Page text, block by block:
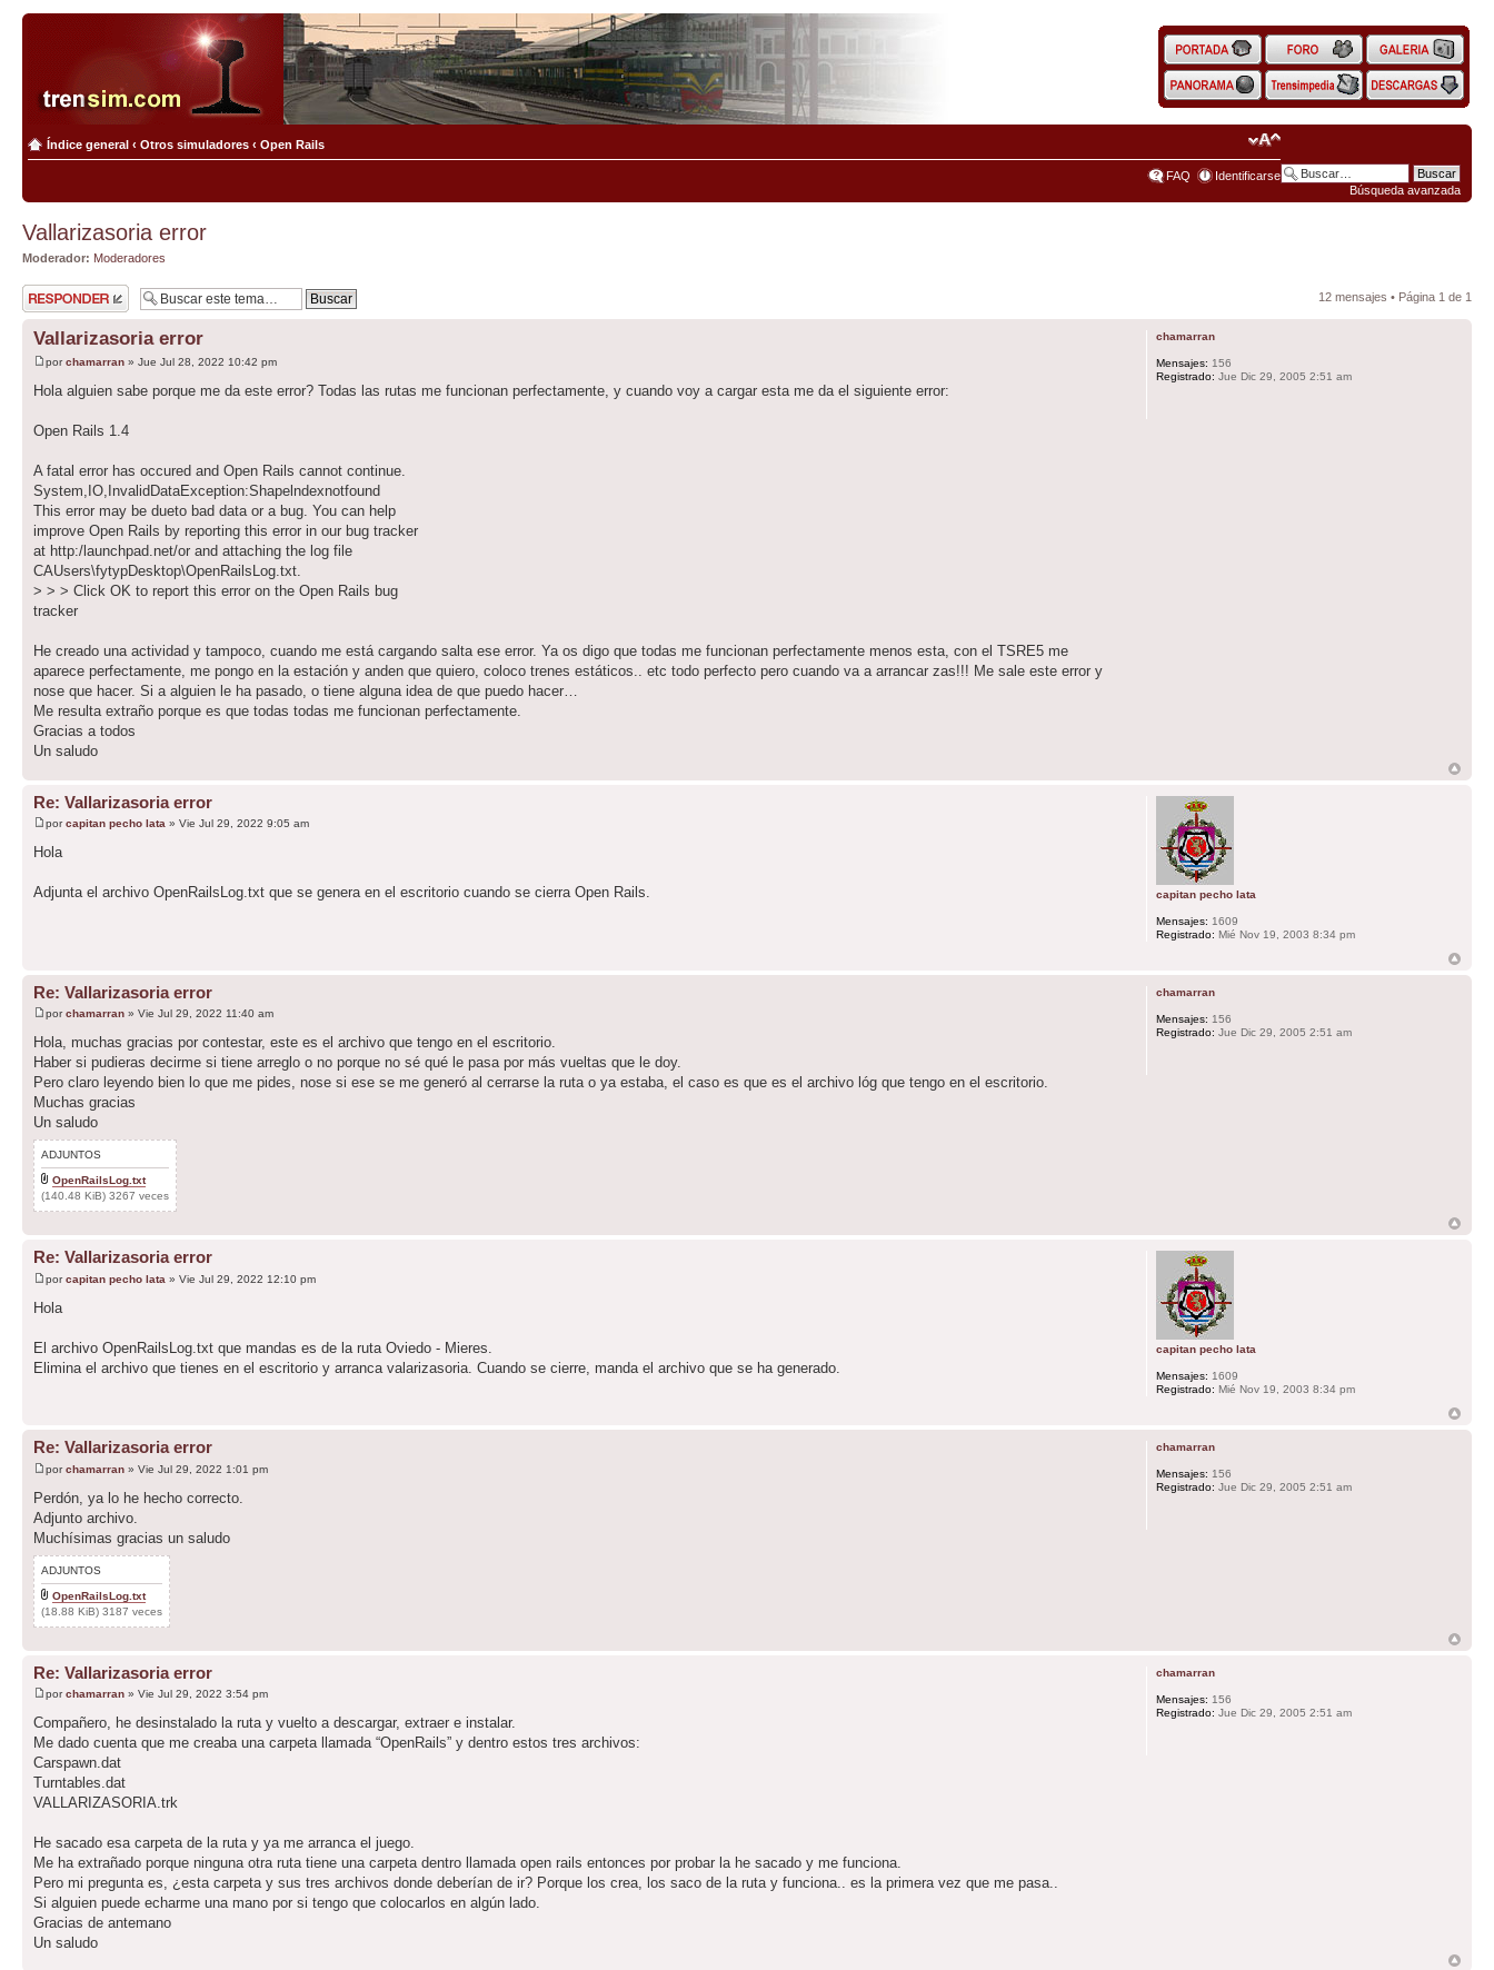
Búsqueda avanzada
Índice general ‹ Otros simuladores ‹ Open Rails
FAQ Identificarse
Vallarizasoria error
Moderador: Moderadores
Publicar una
respuesta
12 mensajes • Página 1 de 1
Vallarizasoria error
porchamarran » Jue Jul 28, 2022 10:42 pm
Hola alguien sabe porque me da este error? Todas las rutas me funcionan perfectamente, y cuando voy a cargar esta me da el siguiente error:
Open Rails 1.4
A fatal error has occured and Open Rails cannot continue.
System,IO,InvalidDataException:Shapelndexnotfound
This error may be dueto bad data or a bug. You can help
improve Open Rails by reporting this error in our bug tracker
at http:/launchpad.net/or and attaching the log file
CAUsers\fytypDesktop\OpenRailsLog.txt.
> > > Click OK to report this error on the Open Rails bug
tracker
He creado una actividad y tampoco, cuando me está cargando salta ese error. Ya os digo que todas me funcionan perfectamente menos esta, con el TSRE5 me
aparece perfectamente, me pongo en la estación y anden que quiero, coloco trenes estáticos.. etc todo perfecto pero cuando va a arrancar zas!!! Me sale este error y
nose que hacer. Si a alguien le ha pasado, o tiene alguna idea de que puedo hacer…
Me resulta extraño porque es que todas todas me funcionan perfectamente.
Gracias a todos
Un saludo
chamarran
Mensajes: 156
Registrado: Jue Dic 29, 2005 2:51 am
Re: Vallarizasoria error
porcapitan pecho lata » Vie Jul 29, 2022 9:05 am
Hola
Adjunta el archivo OpenRailsLog.txt que se genera en el escritorio cuando se cierra Open Rails. capitan pecho lata
Mensajes: 1609
Registrado: Mié Nov 19, 2003 8:34 pm
Re: Vallarizasoria error
porchamarran » Vie Jul 29, 2022 11:40 am
Hola, muchas gracias por contestar, este es el archivo que tengo en el escritorio.
Haber si pudieras decirme si tiene arreglo o no porque no sé qué le pasa por más vueltas que le doy.
Pero claro leyendo bien lo que me pides, nose si ese se me generó al cerrarse la ruta o ya estaba, el caso es que es el archivo lóg que tengo en el escritorio.
Muchas gracias
Un saludo
ADJUNTOS
OpenRailsLog.txt
(140.48 KiB) 3267 veces
chamarran
Mensajes: 156
Registrado: Jue Dic 29, 2005 2:51 am
Re: Vallarizasoria error
porcapitan pecho lata » Vie Jul 29, 2022 12:10 pm
Hola
El archivo OpenRailsLog.txt que mandas es de la ruta Oviedo - Mieres.
Elimina el archivo que tienes en el escritorio y arranca valarizasoria. Cuando se cierre, manda el archivo que se ha generado.
capitan pecho lata
Mensajes: 1609
Registrado: Mié Nov 19, 2003 8:34 pm
Re: Vallarizasoria error
porchamarran » Vie Jul 29, 2022 1:01 pm
Perdón, ya lo he hecho correcto.
Adjunto archivo.
Muchísimas gracias un saludo
ADJUNTOS
OpenRailsLog.txt
(18.88 KiB) 3187 veces
chamarran
Mensajes: 156
Registrado: Jue Dic 29, 2005 2:51 am
Re: Vallarizasoria error
porchamarran » Vie Jul 29, 2022 3:54 pm
Compañero, he desinstalado la ruta y vuelto a descargar, extraer e instalar.
Me dado cuenta que me creaba una carpeta llamada “OpenRails” y dentro estos tres archivos:
Carspawn.dat
Turntables.dat
VALLARIZASORIA.trk
He sacado esa carpeta de la ruta y ya me arranca el juego.
Me ha extrañado porque ninguna otra ruta tiene una carpeta dentro llamada open rails entonces por probar la he sacado y me funciona.
Pero mi pregunta es, ¿esta carpeta y sus tres archivos donde deberían de ir? Porque los crea, los saco de la ruta y funciona.. es la primera vez que me pasa..
Si alguien puede echarme una mano por si tengo que colocarlos en algún lado.
Gracias de antemano
Un saludo
chamarran
Mensajes: 156
Registrado: Jue Dic 29, 2005 2:51 am